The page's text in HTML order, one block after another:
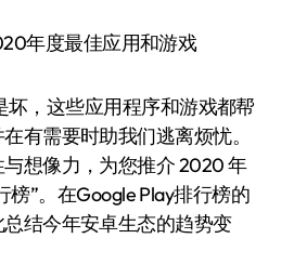
年度最佳应用和游戏
坏，这些应用程序和游戏都帮
有需要时助我们逃离烦忧。
想像力，为您推介 2020 年
榜”。在Google Play排行榜的
结今年安卓生态的趋势变